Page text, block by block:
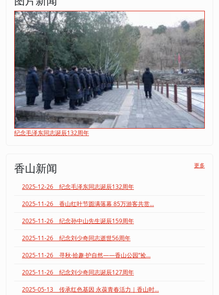
纪念毛泽东同志诞辰132周年
香山新闻 更多
2025-12-26 纪念毛泽东同志诞辰132周年
2025-11-26 香山红叶节圆满落幕 85万游客共赏...
2025-11-26 纪念孙中山先生诞辰159周年
2025-11-26 纪念刘少奇同志逝世56周年
2025-11-26 寻秋·拾趣·护自然——香山公园“捡...
2025-11-26 纪念刘少奇同志诞辰127周年
2025-05-13 传承红色基因 永葆青春活力｜香山时...